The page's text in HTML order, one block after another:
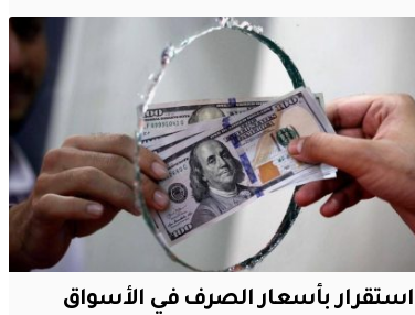
استقرار بأسعار الصرف في الأسواق